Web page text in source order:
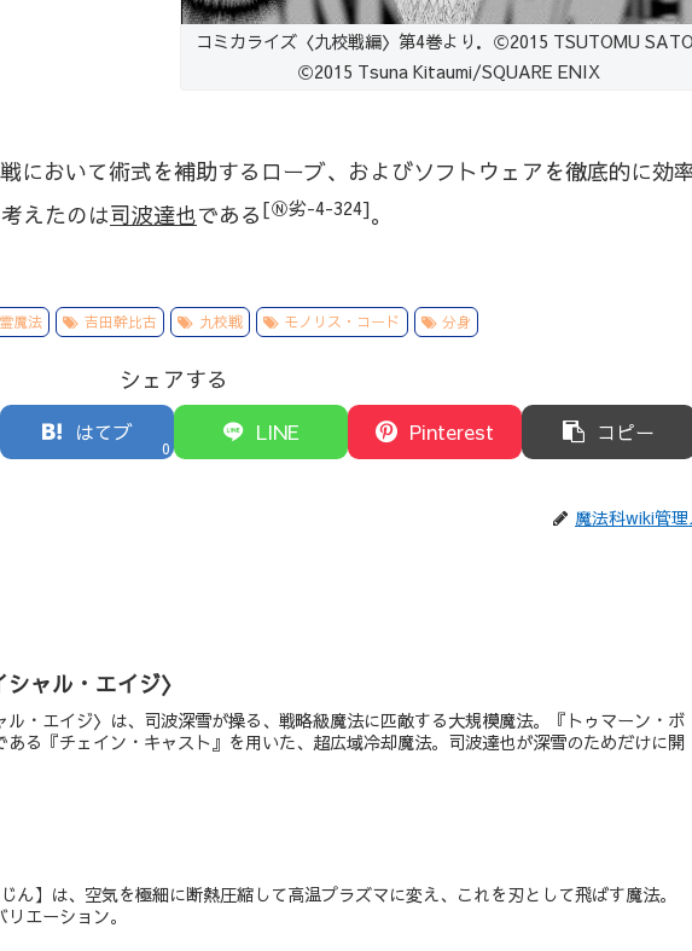
コミカライズ〈九校戦編〉第4巻より．Ⓒ2015 TSUTOMU
Ⓒ2015 Tsuna Kitaumi/SQUARE ENIX
において術式を補助するローブ、およびソフトウェアを徹底的に効
えたのは司波達也である[Ⓝ劣-4-324]。
魔法 吉田幹比古 九校戦 モノリス・コード 分身
シェアする
はてブ
0
LINE Pinterest コピー
魔法科wiki管理
ャル・エイジ〉
ル・エイジ〉は、司波深雪が操る、戦略級魔法に匹敵する大規模魔法。『トゥマーン・ボ
ある『チェイン・キャスト』を用いた、超広域冷却魔法。司波達也が深雪のためだけに開
ん】は、空気を極細に断熱圧縮して高温プラズマに変え、これを刃として飛ばす魔法。
エーション。